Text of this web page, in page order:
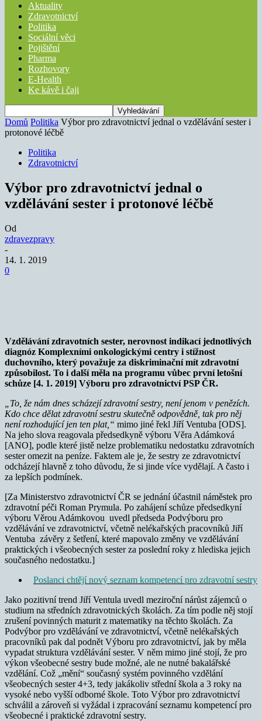
Aktuality
Zdravotnictví
Politika
Sociální věci
Pojištění
Pharma
Rozhovory
E-Health
Ke kávě i čaji
Domů Politika Výbor pro zdravotnictví jednal o vzdělávání sester i
protonové léčbě
Politika
Zdravotnictví
Výbor pro zdravotnictví jednal o
vzdělávání sester i protonové léčbě
Od
zdravezpravy
-
14. 1. 2019
0
Vzdělávání zdravotních sester, nerovnost indikací jednotlivých
diagnóz Komplexními onkologickými centry i stížnost
duchovního, který považuje za diskriminační mít zdravotní
způsobilost. To i další měla na programu vůbec první letošní
schůze [4. 1. 2019] Výboru pro zdravotnictví PSP ČR.
„To, že nám dnes scházejí zdravotní sestry, není jenom v penězích.
Kdo chce dělat zdravotní sestru skutečně odpovědně, tak pro něj
není rozhodující jen ten plat,“ mimo jiné řekl Jiří Ventuba [ODS].
Na jeho slova reagovala předsedkyně výboru Věra Adámková
[ANO], podle které jistě nelze problematiku nedostatku zdravotních
sester omezit na peníze. Faktem ale je, že sestry ze zdravotnictví
odcházejí hlavně z toho důvodu, že si jinde více vydělají. A často i
za lepších podmínek.
[Za Ministerstvo zdravotnictví ČR se jednání účastnil náměstek pro
zdravotní péči Roman Prymula. Po zahájení schůze předsedkyní
výboru Věrou Adámkovou uvedl předseda Podvýboru pro
vzdělávání ve zdravotnictví, včetně nelékařských pracovníků Jiří
Ventuba závěry z šetření, které mapovalo změny ve vzdělávání
praktických i všeobecných sester za poslední roky z hlediska jejich
současného nedostatku.]
Poslanci chtějí nový seznam kompetencí pro zdravotní sestry
Jako pozitivní trend Jiří Ventula uvedl meziroční nárůst zájemců o
studium na středních zdravotnických školách. Za tím podle něj stojí
zrušení povinných maturit z matematiky na těchto školách. Za
Podvýbor pro vzdělávání ve zdravotnictví, včetně nelékařských
pracovníků pak dal podnět Výboru pro zdravotnictví, jak by měla
vypadat struktura vzdělávání sester. V něm mimo jiné stojí, že pro
výkon všeobecné sestry bude možné, ale ne nutné bakalářské
vzdělání. Což „mění“ současný systém povinného vzdělání
všeobecných sester 4+3, tedy jakákoliv střední škola a 3 roky na
vysoké nebo vyšší odborné škole. Toto Výbor pro zdravotnictví
schválil a zároveň si vyžádal i zpracování seznamu kompetencí pro
všeobecné i praktické zdravotní sestry.